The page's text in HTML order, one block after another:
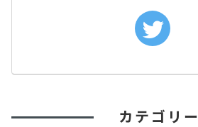
カテゴリー